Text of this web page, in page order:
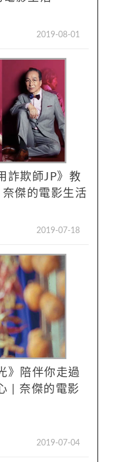
2019-08-01
詐欺師JP》教
傑的電影生活
2019-07-18
》陪伴你走過
| 奈傑的電影
2019-07-04